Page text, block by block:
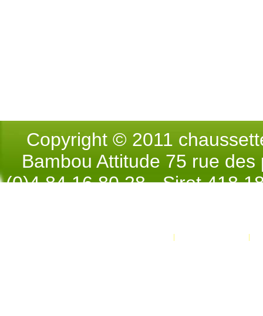
Copyright © 2011
Bambou Attitude 75 rue
(0)4.84.16.80.28 - Siret 418